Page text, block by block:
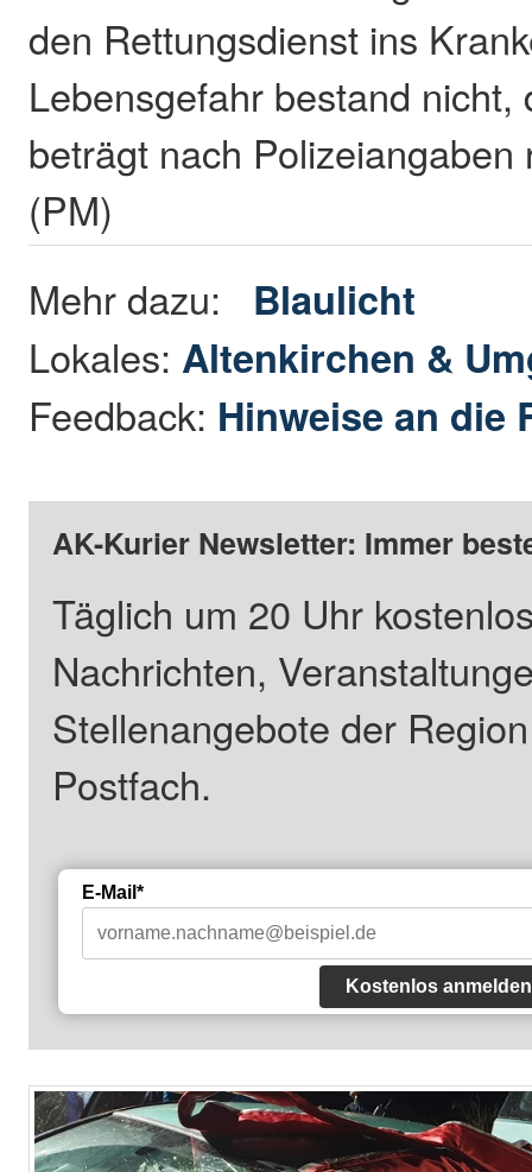
den Rettungsdienst ins
Lebensgefahr bestand nicht,
beträgt nach
(PM)
Mehr dazu: Blaulicht
Lokales: Altenkirchen &
Feedback: Hinweise an die
AK-Kurier Newsletter: Immer
Täglich um 20 Uhr
Nachrichten,
Stellenangebote der
Postfach.
E-Mail*
Kostenlos anmelden